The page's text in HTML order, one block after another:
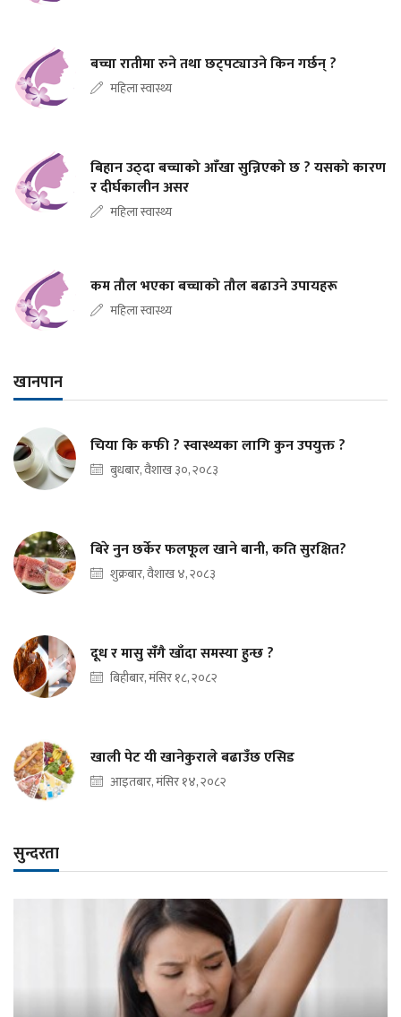
बच्चा रातीमा रुने तथा छट्पट्याउने किन गर्छन् ?
महिला स्वास्थ्य
बिहान उठ्दा बच्चाको आँखा सुन्निएको छ ? यसको कारण
र दीर्घकालीन असर
महिला स्वास्थ्य
कम तौल भएका बच्चाको तौल बढाउने उपायहरू
महिला स्वास्थ्य
खानपान
चिया कि कफी ? स्वास्थ्यका लागि कुन उपयुक्त ?
बुधबार, वैशाख ३०, २०८३
बिरे नुन छर्केर फलफूल खाने बानी, कति सुरक्षित?
शुक्रबार, वैशाख ४, २०८३
दूध र मासु सँगै खाँदा समस्या हुन्छ ?
बिहीबार, मंसिर १८, २०८२
खाली पेट यी खानेकुराले बढाउँछ एसिड
आइतबार, मंसिर १४, २०८२
सुन्दरता